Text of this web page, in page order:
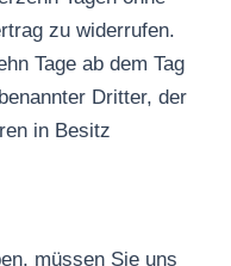
zu widerrufen.
Tage ab dem Tag
Dritter, der
in Besitz
müssen Sie uns